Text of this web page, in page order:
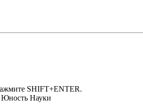
SHIFT+ENTER.
Юность Науки